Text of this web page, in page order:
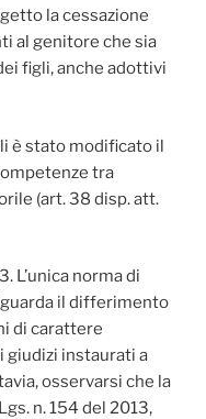
la cessazione
al genitore che sia
figli, anche adottivi
è stato modificato il
tra
(art. 38 disp. att.
L’unica norma di
il differimento
di carattere
giudizi instaurati a
osservarsi che la
n. 154 del 2013,